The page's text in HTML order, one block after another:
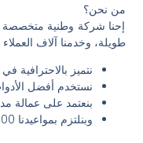
من نحن؟
إحنا شركة وطنية متخصصة
طويلة، وخدمنا آلاف العملاء
نتميز بالاحترافية في
نستخدم أفضل الأدوات
بنعتمد على عمالة
وبنلتزم بمواعيدنا 100%